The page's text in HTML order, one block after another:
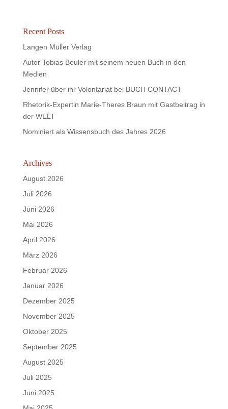
Recent Posts
Langen Müller Verlag
Autor Tobias Beuler mit seinem neuen Buch in den
Medien
Jennifer über ihr Volontariat bei BUCH CONTACT
Rhetorik-Expertin Marie-Theres Braun mit Gastbeitrag in
der WELT
Nominiert als Wissensbuch des Jahres 2026
Archives
August 2026
Juli 2026
Juni 2026
Mai 2026
April 2026
März 2026
Februar 2026
Januar 2026
Dezember 2025
November 2025
Oktober 2025
September 2025
August 2025
Juli 2025
Juni 2025